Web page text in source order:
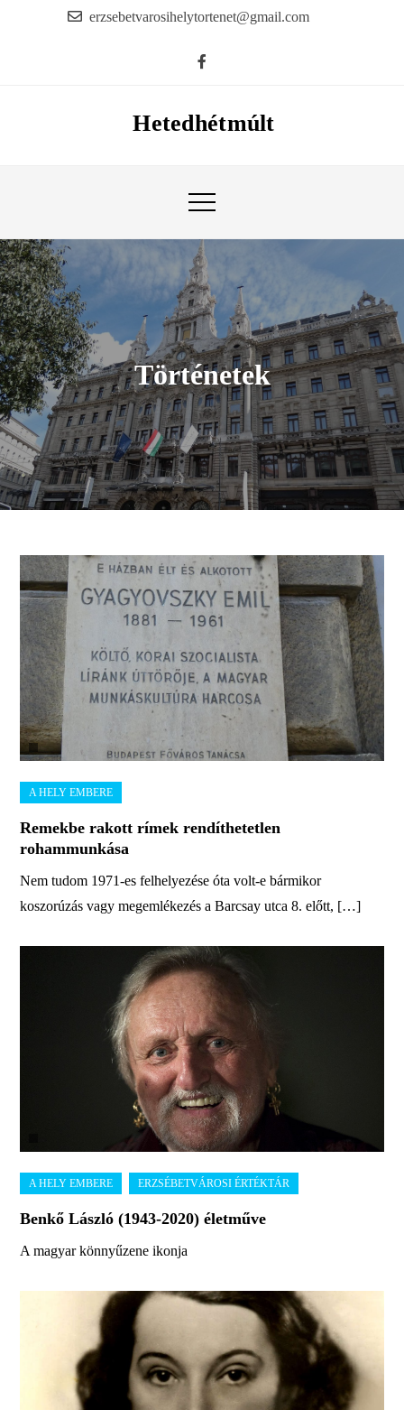
erzsebetvarosihelytortenet@gmail.com
Hetedhétmúlt
Történetek
Remekbe rakott rímek rendíthetetlen
rohammunkása
Nem tudom 1971-es felhelyezése óta volt-e bármikor
koszorúzás vagy megemlékezés a Barcsay utca 8. előtt, […]
Benkő László (1943-2020) életműve
A magyar könnyűzene ikonja